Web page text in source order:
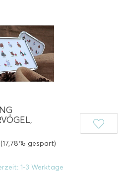
(17,78% gespart)
1-3 Werktage